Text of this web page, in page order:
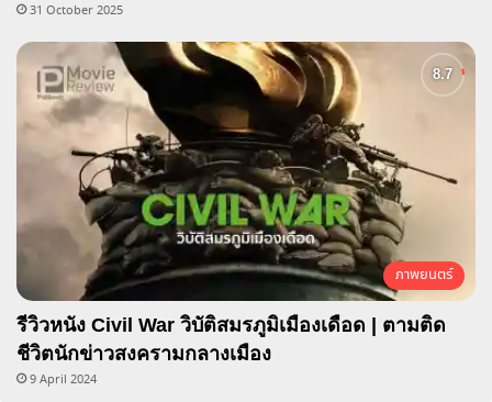
31 October 2025
ภาพยนตร์
รีวิวหนัง Civil War วิบัติสมรภูมิเมืองเดือด | ตามติด
ชีวิตนักข่าวสงครามกลางเมือง
9 April 2024